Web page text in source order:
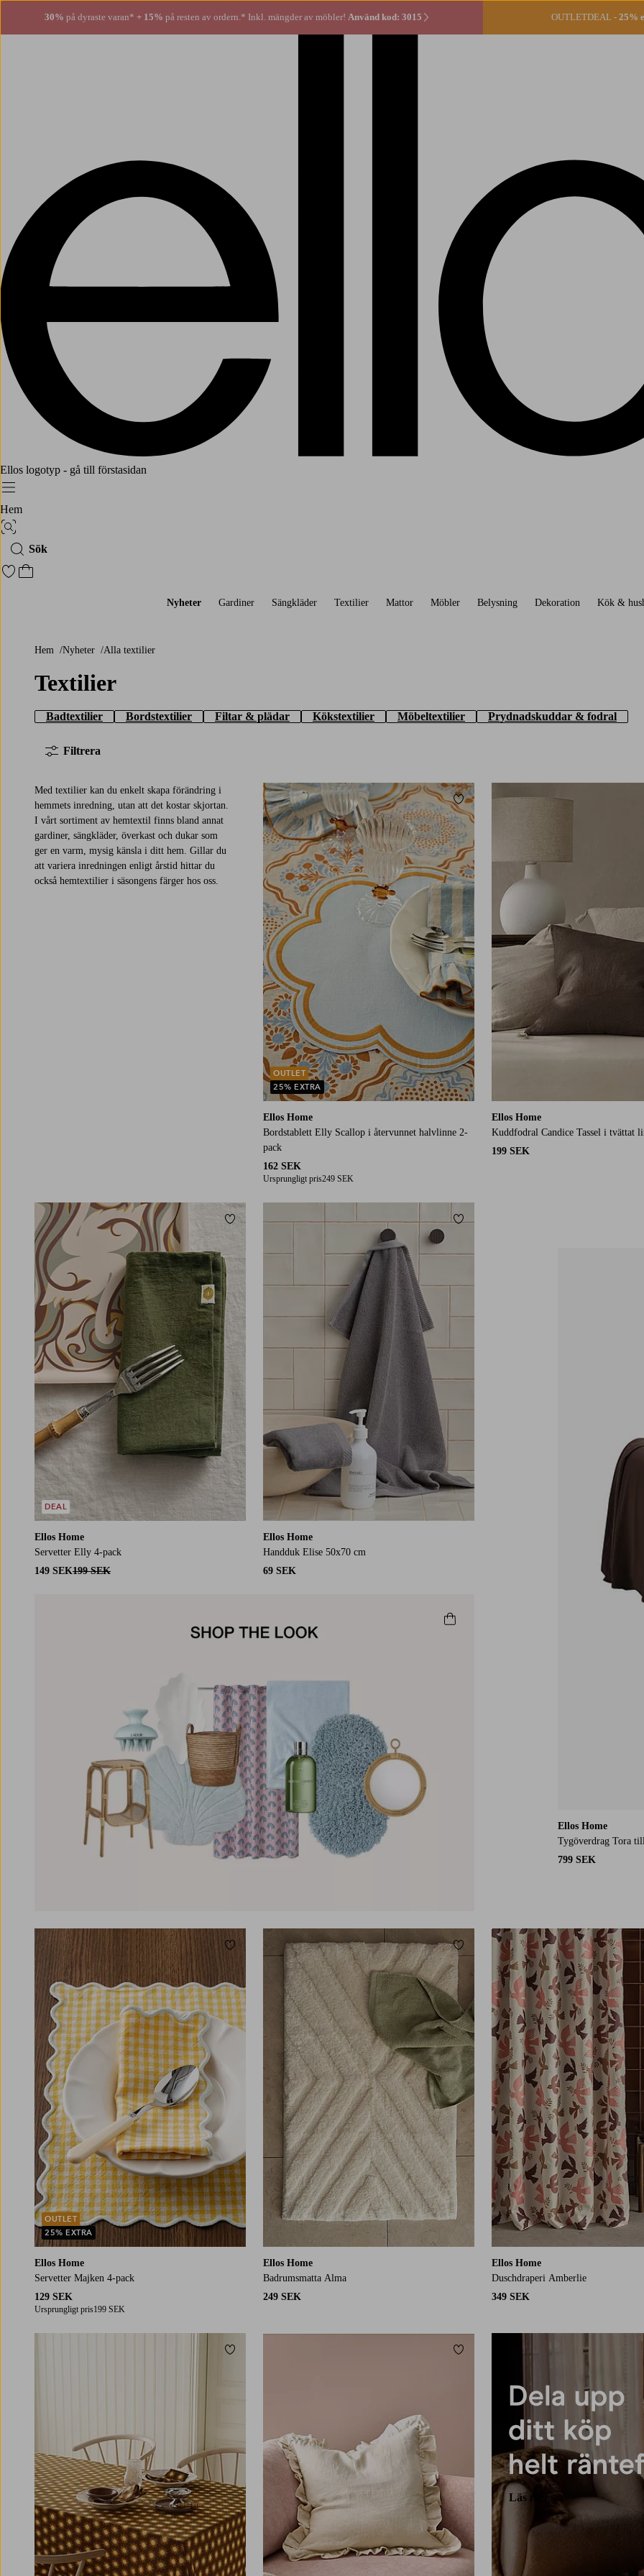
30% på dyraste varan* + 15% på resten av ordern.* Inkl. mängder av möbler! Använd kod: 3015 OUTLETDEAL - 25%
Ellos logotyp - gå till förstasidan
Meny
Hem
Bildsök
Sök
Gå till favoritmarkerade produkter
Gå till kundvagnen
Nyheter Gardiner Sängkläder Textilier Mattor Möbler Belysning Dekoration Kök &
Hem Nyheter Alla textilier
Textilier
Badtextilier Bordstextilier Filtar & plädar Kökstextilier Möbeltextilier Prydnadskuddar & fodral
Filtrera
Med textilier kan du enkelt skapa förändring i
hemmets inredning, utan att det kostar skjortan.
I vårt sortiment av hemtextil finns bland annat
gardiner, sängkläder, överkast och dukar som
ger en varm, mysig känsla i ditt hem. Gillar du
att variera inredningen enligt årstid hittar du
också hemtextilier i säsongens färger hos oss.
Ellos Home
Tygöverdrag Tora
799 SEK
Ellos Home
Bordstablett Elly Scallop i återvunnet halvlinne 2-
pack
162 SEK
Ursprungligt pris249 SEK
OUTLET
25% EXTRA
Lägg till i favoriter
Ellos Home
Kuddfodral Candice Tassel i tvättat
199 SEK
Ellos Home
Servetter Elly 4-pack
149 SEK199 SEK
DEAL
Lägg till i favoriter
Ellos Home
Handduk Elise 50x70 cm
69 SEK
Lägg till i favoriter
Ellos Home
Servetter Majken 4-pack
129 SEK
Ursprungligt pris199 SEK
OUTLET
25% EXTRA
Lägg till i favoriter
Ellos Home
Badrumsmatta Alma
249 SEK
Lägg till i favoriter
Ellos Home
Duschdraperi Amberlie
349 SEK
Lägg till i favoriter Lägg till i favoriter
Läs mer